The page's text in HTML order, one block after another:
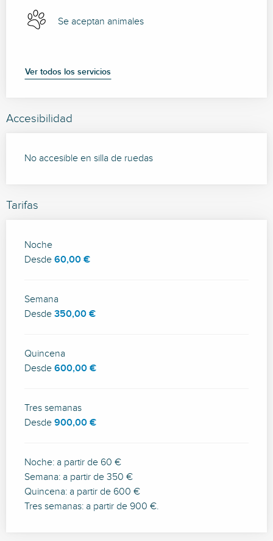
Se aceptan animales
Ver todos los servicios
Accesibilidad
No accesible en silla de ruedas
Tarifas
Tarifas 2026
Noche
Desde 60,00 €
Semana
Desde 350,00 €
Quincena
Desde 600,00 €
Tres semanas
Desde 900,00 €
Noche: a partir de 60 €
Semana: a partir de 350 €
Quincena: a partir de 600 €
Tres semanas: a partir de 900 €.